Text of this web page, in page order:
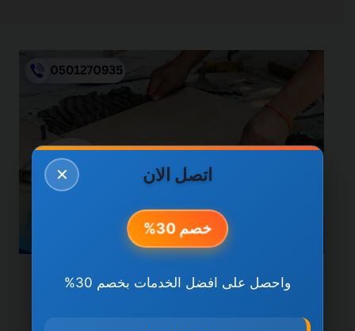
خدمات الشارقة
شركة تركيب سيراميك في
✕ اتصل الان
خصم 30%
واحصل على افضل الخدمات بخصم 30%